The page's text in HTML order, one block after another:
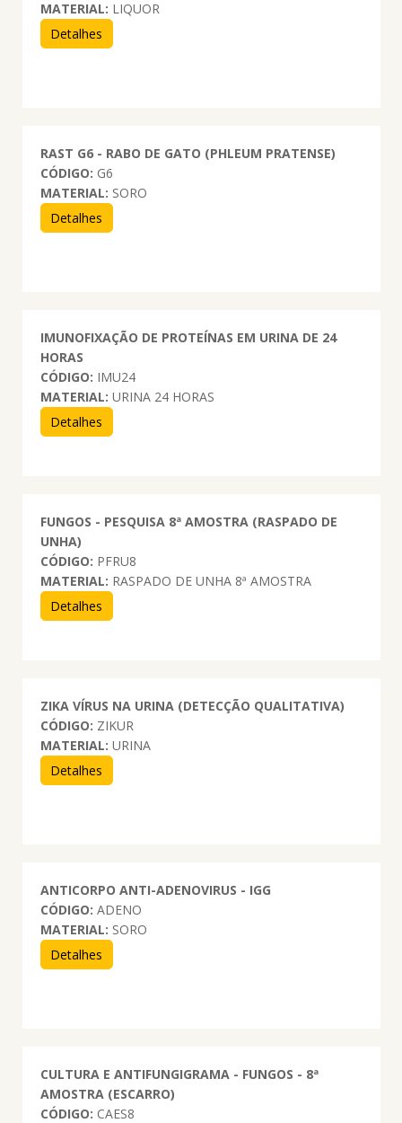
MATERIAL: LIQUOR
Detalhes
RAST G6 - RABO DE GATO (PHLEUM PRATENSE)
CÓDIGO: G6
MATERIAL: SORO
Detalhes
IMUNOFIXAÇÃO DE PROTEÍNAS EM URINA DE 24
HORAS
CÓDIGO: IMU24
MATERIAL: URINA 24 HORAS
Detalhes
FUNGOS - PESQUISA 8ª AMOSTRA (RASPADO DE
UNHA)
CÓDIGO: PFRU8
MATERIAL: RASPADO DE UNHA 8ª AMOSTRA
Detalhes
ZIKA VÍRUS NA URINA (DETECÇÃO QUALITATIVA)
CÓDIGO: ZIKUR
MATERIAL: URINA
Detalhes
ANTICORPO ANTI-ADENOVIRUS - IGG
CÓDIGO: ADENO
MATERIAL: SORO
Detalhes
CULTURA E ANTIFUNGIGRAMA - FUNGOS - 8ª
AMOSTRA (ESCARRO)
CÓDIGO: CAES8